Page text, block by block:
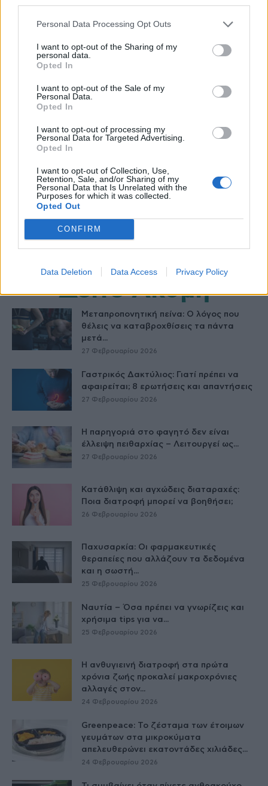
Personal Data Processing Opt Outs
I want to opt-out of the Sharing of my
personal data.
Opted In
I want to opt-out of the Sale of my
Personal Data.
Opted In
I want to opt-out of processing my
Personal Data for Targeted Advertising.
Opted In
I want to opt-out of Collection, Use,
Retention, Sale, and/or Sharing of my
Personal Data that Is Unrelated with the
Purposes for which it was collected.
Opted Out
CONFIRM
Data Deletion Data Access Privacy Policy
μπακαλιάρος οφέλη
healthstories
Δείτε Ακόμη
Μεταπροπονητική πείνα: Ο λόγος που
θέλεις να καταβροχθίσεις τα πάντα
μετά...
27 Φεβρουαρίου 2026
Γαστρικός Δακτύλιος: Γιατί πρέπει να
αφαιρείται; 8 ερωτήσεις και απαντήσεις
27 Φεβρουαρίου 2026
Η παρηγοριά στο φαγητό δεν είναι
έλλειψη πειθαρχίας – Λειτουργεί ως...
27 Φεβρουαρίου 2026
Κατάθλιψη και αγχώδεις διαταραχές:
Ποια διατροφή μπορεί να βοηθήσει;
26 Φεβρουαρίου 2026
Παχυσαρκία: Οι φαρμακευτικές
θεραπείες που αλλάζουν τα δεδομένα
και η σωστή...
25 Φεβρουαρίου 2026
Ναυτία – Όσα πρέπει να γνωρίζεις και
χρήσιμα tips για να...
25 Φεβρουαρίου 2026
Η ανθυγιεινή διατροφή στα πρώτα
χρόνια ζωής προκαλεί μακροχρόνιες
αλλαγές στον...
24 Φεβρουαρίου 2026
Greenpeace: Το ζέσταμα των έτοιμων
γευμάτων στα μικροκύματα
απελευθερώνει εκατοντάδες χιλιάδες...
24 Φεβρουαρίου 2026